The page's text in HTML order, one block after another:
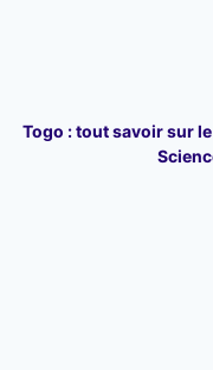
Togo : tout savoir sur